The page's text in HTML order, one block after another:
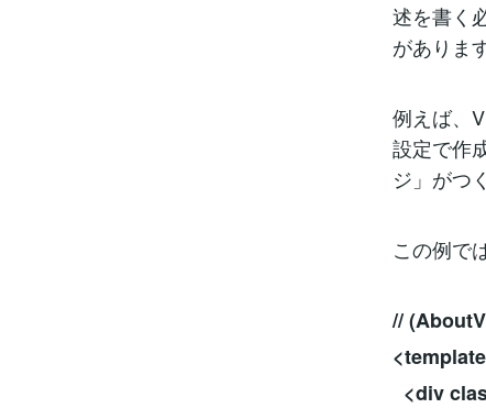
述を書く
があります
例えば、
設定で作
ジ」がつ
この例で
//
<div